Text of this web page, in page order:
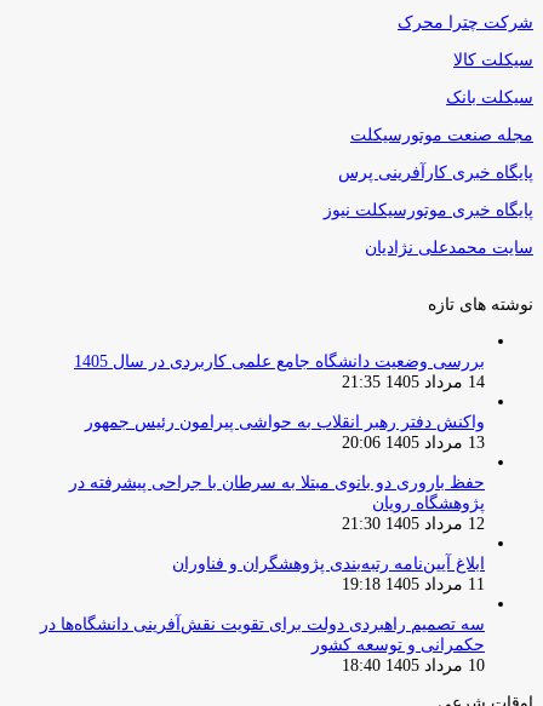
شرکت چترا محرک
سیکلت کالا
سیکلت بانک
مجله صنعت موتورسیکلت
پایگاه خبری کارآفرینی پرس
پایگاه خبری موتورسیکلت نیوز
سایت محمدعلی نژادیان
نوشته های تازه
بررسی وضعیت دانشگاه جامع علمی کاربردی در سال 1405
14 مرداد 1405 21:35
واکنش دفتر رهبر انقلاب به حواشی پیرامون رئیس جمهور
13 مرداد 1405 20:06
حفظ باروری دو بانوی مبتلا به سرطان با جراحی پیشرفته در
پژوهشگاه رویان
12 مرداد 1405 21:30
ابلاغ آیین‌نامه رتبه‌بندی پژوهشگران و فناوران
11 مرداد 1405 19:18
سه تصمیم راهبردی دولت برای تقویت نقش‌آفرینی دانشگاه‌ها در
حکمرانی و توسعه کشور
10 مرداد 1405 18:40